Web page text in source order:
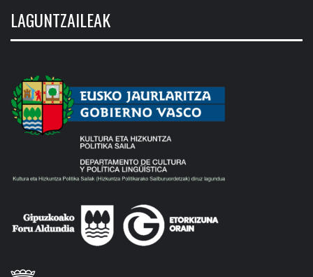
LAGUNTZAILEAK